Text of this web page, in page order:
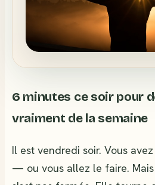
6 minutes ce soir pour
vraiment de la semaine
Il est vendredi soir. Vous
— ou vous allez le faire.